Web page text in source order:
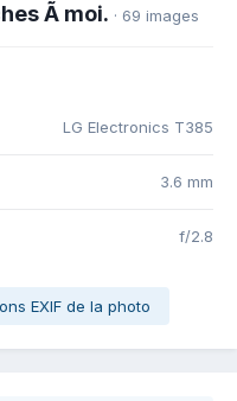
Ã moi. · 69 images
LG Electronics T385
3.6 mm
f/2.8
EXIF de la photo